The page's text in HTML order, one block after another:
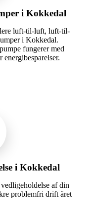
i Kokkedal
luft-til-luft, luft-til-
i Kokkedal.
fungerer med
i Kokkedal
af din
problemfri drift året